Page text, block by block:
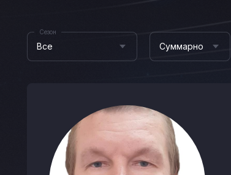
Все
Сезон
Суммарно